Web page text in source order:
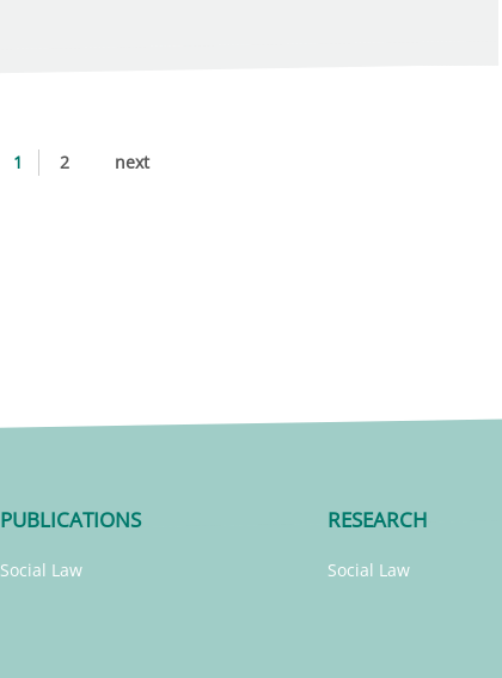
1 2 next
PUBLICATIONS
Social Law
RESEARCH
Social Law